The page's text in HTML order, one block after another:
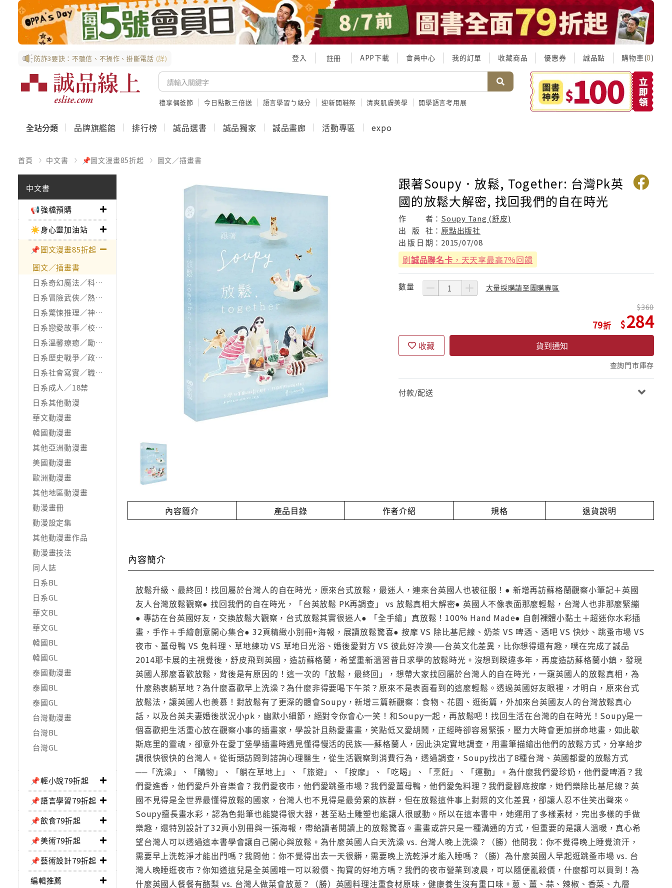
防詐3要訣：不聽信、不操作、掛斷電話 (詳) 登入 註冊 APP下載 會員中心 我的訂單 收藏商品 優惠券 誠品點 購物車(0)
禮享偶爸節 今日點數三倍送 語言學習ㄅ級分 迎新開鞋祭 清爽肌膚美學 開學語言考用展
全站分類 品牌旗艦館 排行榜 誠品選書 誠品獨家 誠品畫廊 活動專區 expo
首頁 中文書 📌圖文漫畫85折起 圖文／插畫書
中文書
📢強檔預購
☀️身心靈加油站
📌圖文漫畫85折起
圖文／插畫書
日系奇幻魔法／科幻冒險
日系冒險武俠／熱血運動
日系驚悚推理／神怪靈異
日系戀愛故事／校園青春
日系溫馨療癒／勵志搞笑
日系歷史戰爭／政治宗教
日系社會寫實／職場職人
日系成人／18禁
日系其他動漫
華文動漫畫
韓國動漫畫
其他亞洲動漫畫
美國動漫畫
歐洲動漫畫
其他地區動漫畫
動漫畫冊
動漫設定集
其他動漫畫作品
動漫畫技法
同人誌
日系BL
日系GL
華文BL
華文GL
韓國BL
韓國GL
泰國動漫畫
泰國BL
泰國GL
台灣動漫畫
台灣BL
台灣GL
📌輕小說79折起
📌語言學習79折起
📌飲食79折起
📌美術79折起
📌藝術設計79折起
編輯推薦
跟著Soupy．放鬆, Together: 台灣Pk英
國的放鬆大解密, 找回我們的自在時光
作 者： Soupy Tang (舒皮)
出
版 社： 原點出版社
出 版 日 期： 2015/07/08
刷誠品聯名卡 ，天天享最高7%回饋
數量 大量採購請至團購專區
79
360
284
收藏 貨到通知
查詢門市庫存
付款/配送
內容簡介 產品目錄 作者介紹 規格 退貨說明
內容簡介
放鬆升級、最終回！找回屬於台灣人的自在時光，原來台式放鬆，最迷人，連來台英國人也被征服！● 新增再訪蘇格蘭觀察小筆記＋英國
友人台灣放鬆觀察● 找回我們的自在時光，「台英放鬆 PK再調查」 vs 放鬆真相大解密● 英國人不像表面那麼輕鬆，台灣人也非那麼緊繃
● 專訪在台英國好友，交換放鬆大觀察，台式放鬆其實很迷人● 「全手繪」真放鬆！100% Hand Made● 自創裸體小黏土＋超迷你水彩插
畫，手作＋手繪創意開心集合● 32頁精緻小別冊+海報，展讀放鬆驚喜● 按摩 VS 除比基尼線、奶茶 VS 啤酒、酒吧 VS 快炒、跳蚤市場 VS
夜市、薑母鴨 VS 兔料理、草地練功 VS 草地日光浴、婚後愛對方 VS 彼此好冷漠──台英文化差異，比你想得還有趣，噗在完成了誠品
2014耶卡展的主視覺後，舒皮飛到英國，造訪蘇格蘭，希望重新溫習昔日求學的放鬆時光。沒想到睽違多年，再度造訪蘇格蘭小鎮，發現
英國人那麼喜歡放鬆，背後是有原因的！這一次的「放鬆，最終回」，想帶大家找回屬於台灣人的自在時光，一窺英國人的放鬆真相，為
什麼熱衷躺草地？為什麼喜歡早上洗澡？為什麼非得要喝下午茶？原來不是表面看到的這麼輕鬆。透過英國好友眼裡，才明白，原來台式
放鬆法，讓英國人也羨慕！對放鬆有了更深的體會Soupy，新增三篇新觀察：食物、花園、逛街篇，外加來台英國友人的台灣放鬆真心
話，以及台英夫妻婚後狀況小pk，幽默小細節，絕對令你會心一笑！和Soupy一起，再放鬆吧！找回生活在台灣的自在時光！Soupy是一
個喜歡把生活重心放在觀察小事的插畫家，學設計且熱愛畫畫，笑點低又愛胡鬧，正經時卻容易緊張，壓力大時會更加拼命地畫，如此歇
斯底里的靈魂，卻意外在愛丁堡學插畫時遇見懂得慢活的民族──蘇格蘭人，因此決定實地調查，用畫筆描繪出他們的放鬆方式，分享給步
調很快很快的台灣人。從街頭訪問到諮詢心理醫生，從生活觀察到消費行為，透過調查，Soupy找出了8種台灣、英國都愛的放鬆方式
──「洗澡」、「購物」、「躺在草地上」、「旅遊」、「按摩」、「吃喝」、「烹飪」、「運動」。為什麼我們愛珍奶，他們愛啤酒？我
們愛進香，他們愛戶外音樂會？我們愛夜市，他們愛跳蚤市場？我們愛薑母鴨，他們愛兔料理？我們愛腳底按摩，她們樂除比基尼線？英
國不見得是全世界最懂得放鬆的國家，台灣人也不見得是最勞累的族群，但在放鬆這件事上對照的文化差異，卻讓人忍不住笑出聲來。
Soupy擅長畫水彩，認為色鉛筆也能變得很大器，甚至粘土雕塑也能讓人很感動。所以在這本書中，她運用了多樣素材，完出多樣的手做
樂趣，還特別設計了32頁小別冊與一張海報，帶給讀者閱讀上的放鬆驚喜。畫畫或許只是一種溝通的方式，但重要的是讓人溫暖，真心希
望台灣人可以透過這本書學會讓自己開心與放鬆。為什麼英國人白天洗澡 vs. 台灣人晚上洗澡？（勝）他問我：你不覺得晚上睡覺流汗，
需要早上洗乾淨才能出門嗎？我問他：你不覺得出去一天很髒，需要晚上洗乾淨才能入睡嗎？（勝）為什麼英國人早起逛跳蚤市場 vs. 台
灣人晚睡逛夜市？你知道這兒是全英國唯一可以殺價、掏寶的好地方嗎？我們的夜市營業到凌晨，可以隨便亂殺價，什麼都可以買到！為
什麼英國人餐餐有酪梨 vs. 台灣人做菜會放蔥？（勝）英國料理注重食材原味，健康養生沒有重口味。蔥、薑、蒜、辣椒、香菜、九層